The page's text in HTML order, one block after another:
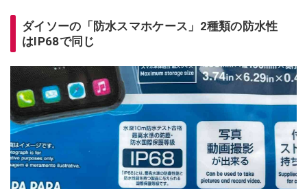
ダイソーの「防水スマホケース」2種類の防水性
はIP68で同じ